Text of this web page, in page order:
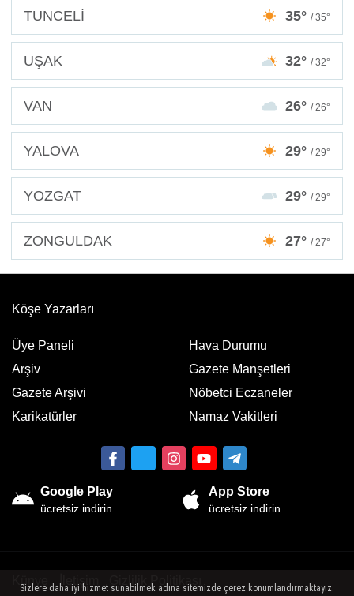
TUNCELİ 35° / 35°
UŞAK 32° / 32°
VAN 26° / 26°
YALOVA 29° / 29°
YOZGAT 29° / 29°
ZONGULDAK 27° / 27°
Köşe Yazarları
Üye Paneli
Arşiv
Gazete Arşivi
Karikatürler
Hava Durumu
Gazete Manşetleri
Nöbetci Eczaneler
Namaz Vakitleri
Google Play
ücretsiz indirin
App Store
ücretsiz indirin
Künye İletişim Gizlilik Politikası
Sizlere daha iyi hizmet sunabilmek adına sitemizde çerez konumlandırmaktayız.